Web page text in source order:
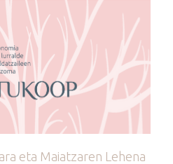
eta Maiatzaren Lehena